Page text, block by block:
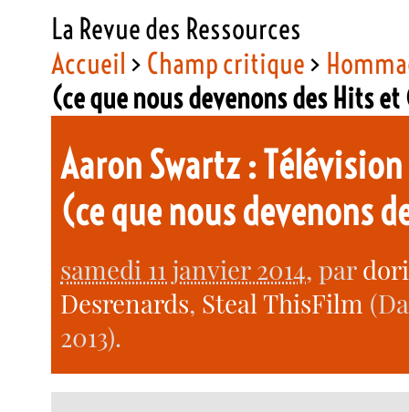
La Revue des Ressources
Accueil > Champ critique>
(ce que nous devenons des Hits
Aaron Swartz :
(ce que nous devenons
samedi 11 janvier 2014, par
Desrenards, Steal ThisFilm
2013).